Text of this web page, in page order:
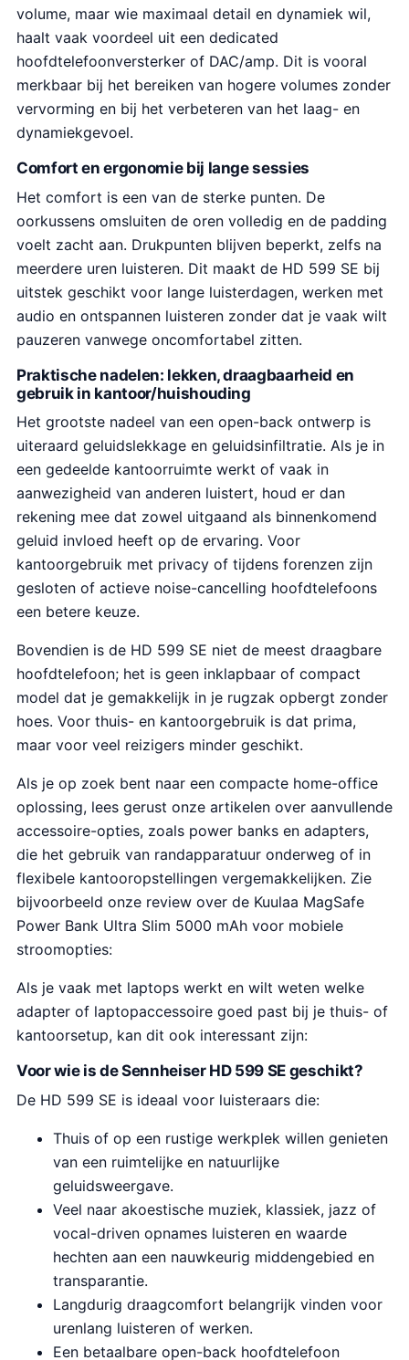
k
e
l
i
j
k
p
r
i
j
s
w
a
s
€
0
r
i
j
s
i
s
€
8
9
.
9
9
.
volume, maar wie maximaal detail en dynamiek wil,
haalt vaak voordeel uit een dedicated
hoofdtelefoonversterker of DAC/amp. Dit is vooral
merkbaar bij het bereiken van hogere volumes zonder
vervorming en bij het verbeteren van het laag- en
dynamiekgevoel.
Comfort en ergonomie bij lange sessies
Het comfort is een van de sterke punten. De
oorkussens omsluiten de oren volledig en de padding
voelt zacht aan. Drukpunten blijven beperkt, zelfs na
meerdere uren luisteren. Dit maakt de HD 599 SE bij
uitstek geschikt voor lange luisterdagen, werken met
audio en ontspannen luisteren zonder dat je vaak wilt
pauzeren vanwege oncomfortabel zitten.
Praktische nadelen: lekken, draagbaarheid en
gebruik in kantoor/huishouding
Het grootste nadeel van een open-back ontwerp is
uiteraard geluidslekkage en geluidsinfiltratie. Als je in
een gedeelde kantoorruimte werkt of vaak in
aanwezigheid van anderen luistert, houd er dan
rekening mee dat zowel uitgaand als binnenkomend
geluid invloed heeft op de ervaring. Voor
kantoorgebruik met privacy of tijdens forenzen zijn
gesloten of actieve noise-cancelling hoofdtelefoons
een betere keuze.
Bovendien is de HD 599 SE niet de meest draagbare
hoofdtelefoon; het is geen inklapbaar of compact
model dat je gemakkelijk in je rugzak opbergt zonder
hoes. Voor thuis- en kantoorgebruik is dat prima,
maar voor veel reizigers minder geschikt.
Als je op zoek bent naar een compacte home-office
oplossing, lees gerust onze artikelen over aanvullende
accessoire-opties, zoals power banks en adapters,
die het gebruik van randapparatuur onderweg of in
flexibele kantooropstellingen vergemakkelijken. Zie
bijvoorbeeld onze review over de Kuulaa MagSafe
Power Bank Ultra Slim 5000 mAh voor mobiele
stroomopties:
Als je vaak met laptops werkt en wilt weten welke
adapter of laptopaccessoire goed past bij je thuis- of
kantoorsetup, kan dit ook interessant zijn:
Voor wie is de Sennheiser HD 599 SE geschikt?
De HD 599 SE is ideaal voor luisteraars die:
Thuis of op een rustige werkplek willen genieten
van een ruimtelijke en natuurlijke
geluidsweergave.
Veel naar akoestische muziek, klassiek, jazz of
vocal-driven opnames luisteren en waarde
hechten aan een nauwkeurig middengebied en
transparantie.
Langdurig draagcomfort belangrijk vinden voor
urenlang luisteren of werken.
Een betaalbare open-back hoofdtelefoon